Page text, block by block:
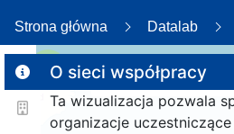
Strona główna Datalab
O sieci współpracy
Ta wizualizacja pozwala
organizacje
2